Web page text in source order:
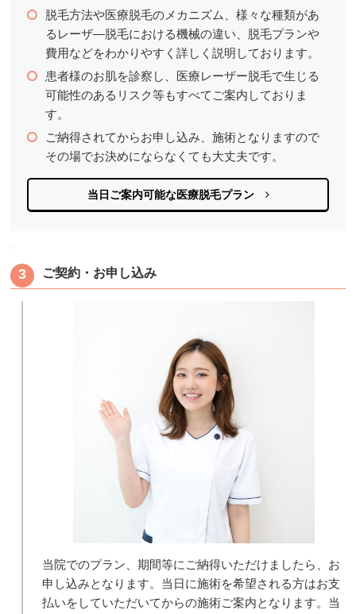
脱毛方法や医療脱毛のメカニズム、様々な種類があ
るレーザ―脱毛における機械の違い、脱毛プランや
費用などをわかりやすく詳しく説明しております。
患者様のお肌を診察し、医療レーザー脱毛で生じる
可能性のあるリスク等もすべてご案内しておりま
す。
ご納得されてからお申し込み、施術となりますので
その場でお決めにならなくても大丈夫です。
当日ご案内可能な医療脱毛プラン
ご契約・お申し込み
当院でのプラン、期間等にご納得いただけましたら、お
申し込みとなります。当日に施術を希望される方はお支
払いをしていただいてからの施術ご案内となります。当